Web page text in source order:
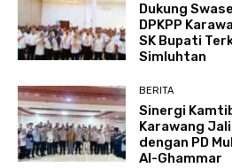
Dukung
DPKPP
SK Bupati
Simluhtan
BERITA
Sinergi
Karawang
dengan PD
Al-Ghammar